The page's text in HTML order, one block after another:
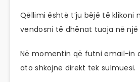
Qëllimi është t’ju bëjë të klikoni
vendosni të dhënat tuaja në
Në momentin që futni email-in
ato shkojnë direkt tek sulmuesi.